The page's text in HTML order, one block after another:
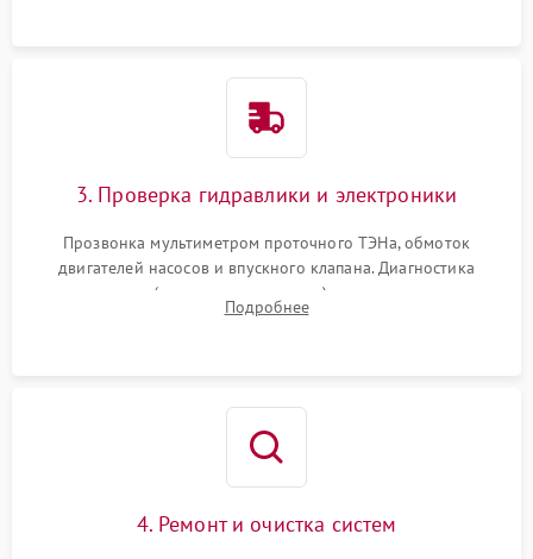
3. Проверка гидравлики и электроники
Прозвонка мультиметром проточного ТЭНа, обмоток
двигателей насосов и впускного клапана. Диагностика
прессостата (датчика уровня воды), датчика мутности,
концевика дверцы и электронного модуля управления.
Подробнее
4. Ремонт и очистка систем